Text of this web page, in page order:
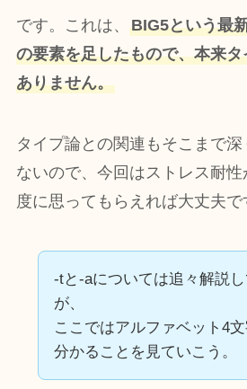
です。これは、 BIG5という最
の要素を足したもので、本来
ありません。
タイプ論との関連もそこまで
ないので、今回はストレス耐
度に思ってもらえれば大丈夫で
-tと-aについては追々解説し
が、
ここではアルファベット4
分かることを見ていこう。